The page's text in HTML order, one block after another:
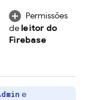
Permissões
de leitor do
Firebase
e